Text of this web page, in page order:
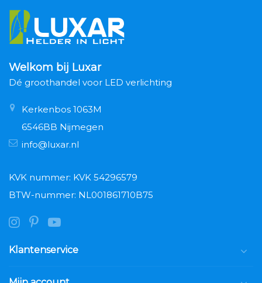
Welkom bij Luxar
Dé groothandel voor LED verlichting
Kerkenbos 1063M
6546BB Nijmegen
info@luxar.nl
KVK nummer: KVK 54296579
BTW-nummer: NL001861710B75
Klantenservice